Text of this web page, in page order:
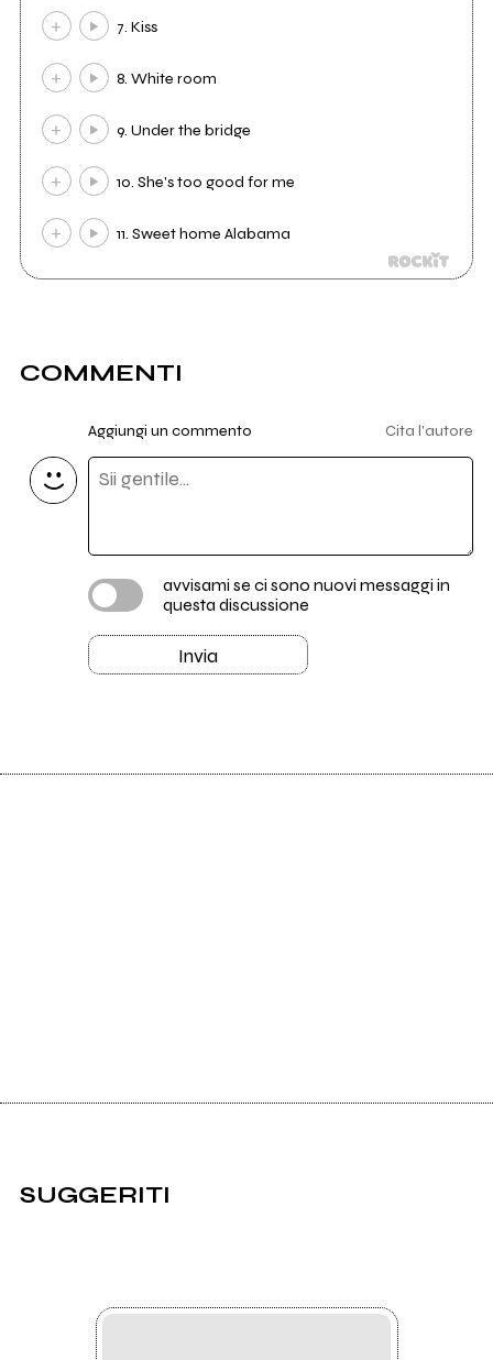
7. Kiss
8. White room
9. Under the bridge
10. She's too good for me
11. Sweet home Alabama
COMMENTI
Aggiungi un commento Cita l'autore
avvisami se ci sono nuovi messaggi in
questa discussione
Invia
SUGGERITI